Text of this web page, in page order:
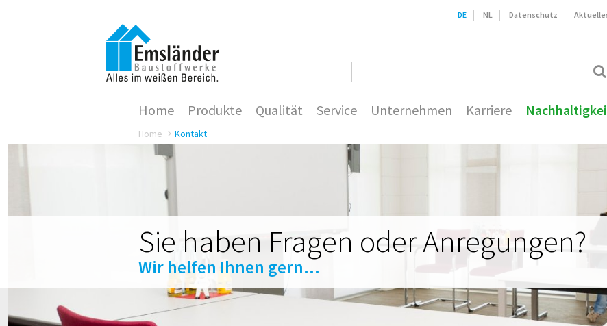
DE NL Datenschutz
Home Produkte Qualität Service Unternehmen Karriere
Home Kontakt
Sie haben Fragen oder Anregungen?
Wir helfen Ihnen gern...